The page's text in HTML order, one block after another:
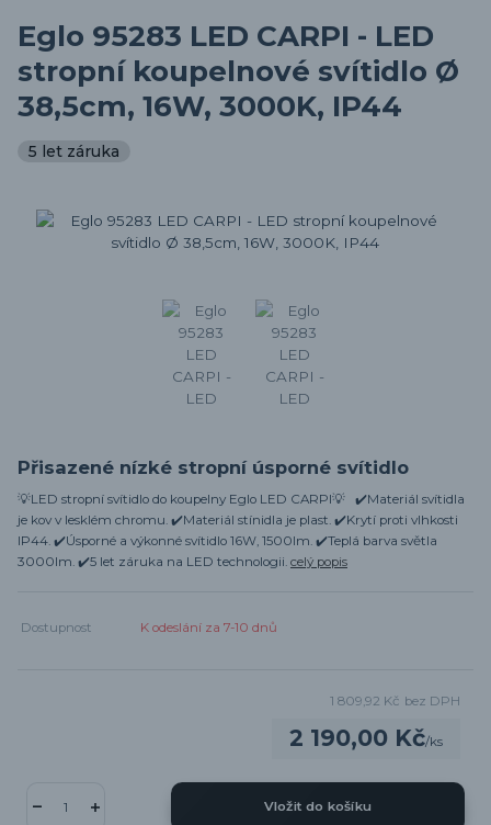
Eglo 95283 LED CARPI - LED
stropní koupelnové svítidlo Ø
38,5cm, 16W, 3000K, IP44
5 let záruka
Přisazené nízké stropní úsporné svítidlo
💡LED stropní svítidlo do koupelny Eglo LED CARPI💡 ✔️Materiál svítidla
je kov v lesklém chromu. ✔️Materiál stínidla je plast. ✔️Krytí proti vlhkosti
IP44. ✔️Úsporné a výkonné svítidlo 16W, 1500lm. ✔️Teplá barva světla
3000lm. ✔️5 let záruka na LED technologii. celý popis
Dostupnost K odeslání za 7-10 dnů
2 190,00 Kč/ks
1 809,92 Kč bez DPH
Vložit do košíku